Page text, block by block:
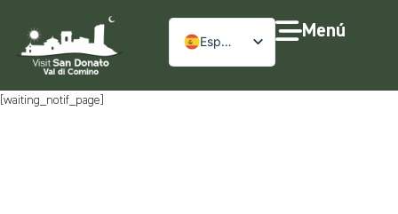
Español
Menú
[waiting_notif_page]